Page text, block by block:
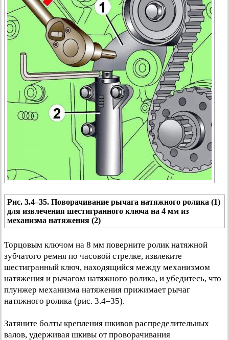
Рис. 3.4–35. Поворачивание рычага натяжного ролика (1)
для извлечения шестигранного ключа на 4 мм из
механизма натяжения (2)
Торцовым ключом на 8 мм поверните ролик натяжной
зубчатого ремня по часовой стрелке, извлеките
шестигранный ключ, находящийся между механизмом
натяжения и рычагом натяжного ролика, и убедитесь, что
плунжер механизма натяжения прижимает рычаг
натяжного ролика (рис. 3.4–35).
Затяните болты крепления шкивов распределительных
валов, удерживая шкивы от проворачивания